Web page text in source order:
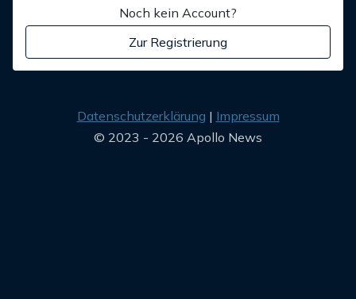
Noch kein Account?
Zur Registrierung
Datenschutzerklärung
Impressum
© 2023 - 2026 Apollo News